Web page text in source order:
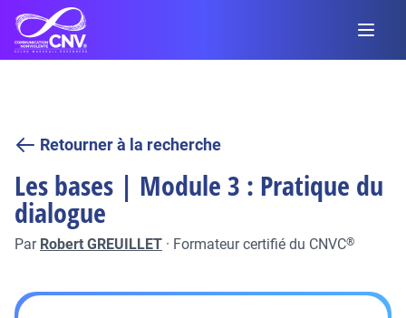
Retourner à la recherche
Les bases | Module 3 : Pratique du
dialogue
Par Robert GREUILLET · Formateur certifié du CNVC®